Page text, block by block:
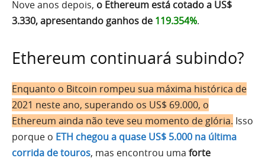
Nove anos depois, o Ethereum está cotado a US$
3.330, apresentando ganhos de 119.354%.
Ethereum continuará subindo?
Enquanto o Bitcoin rompeu sua máxima histórica de
2021 neste ano, superando os US$ 69.000, o
Ethereum ainda não teve seu momento de glória. Isso
porque o ETH chegou a quase US$ 5.000 na última
corrida de touros, mas encontrou uma forte